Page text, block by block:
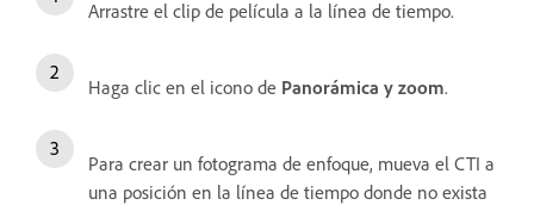
Arrastre el clip de película a la línea de tiempo.
Haga clic en el icono de Panorámica y zoom.
Para crear un fotograma de enfoque, mueva el CTI a
una posición en la línea de tiempo donde no exista